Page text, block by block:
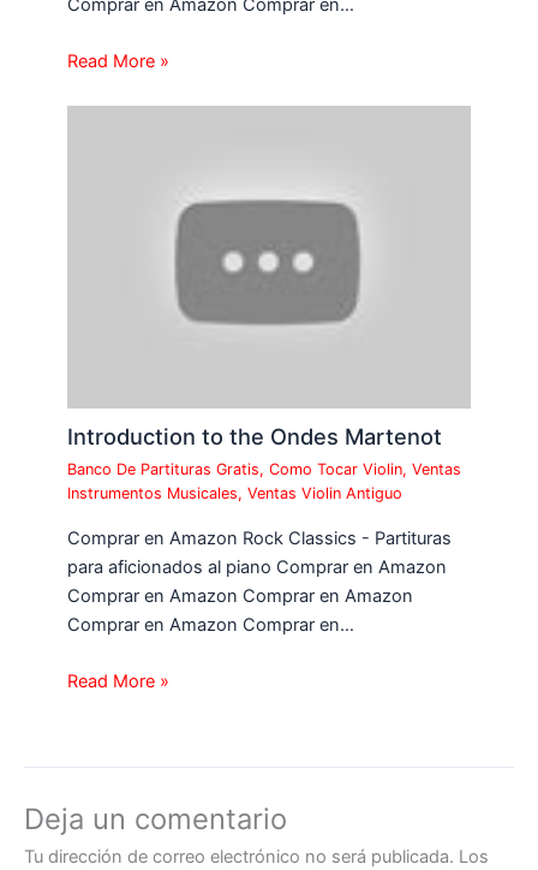
Comprar en Amazon Comprar en…
Read More »
Introduction to the Ondes Martenot
Banco De Partituras Gratis,Como Tocar Violin,Ventas
Instrumentos Musicales,Ventas Violin Antiguo
Comprar en Amazon Rock Classics - Partituras
para aficionados al piano Comprar en Amazon
Comprar en Amazon Comprar en Amazon
Comprar en Amazon Comprar en…
Read More »
Deja un comentario
Tu dirección de correo electrónico no será publicada. Los